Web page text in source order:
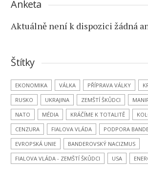
Anketa
Aktuálně není k dispozici žádná
Štítky
EKONOMIKA VÁLKA PŘÍPRAVA VÁLKY
RUSKO
UKRAJINA ZEMŠTÍ ŠKŮDCI
NATO
MÉDIA KRÁČÍME K TOTALITĚ
CENZURA
FIALOVA VLÁDA
PODPORA
EVROPSKÁ UNIE
BANDEROVSKÝ NACIZMUS
FIALOVA VLÁDA - ZEMŠTÍ ŠKŮDCI
USA